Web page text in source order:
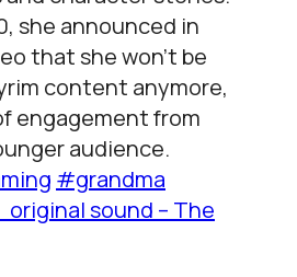
she announced in
that she won’t be
content anymore,
engagement from
audience.
#grandma
sound – The